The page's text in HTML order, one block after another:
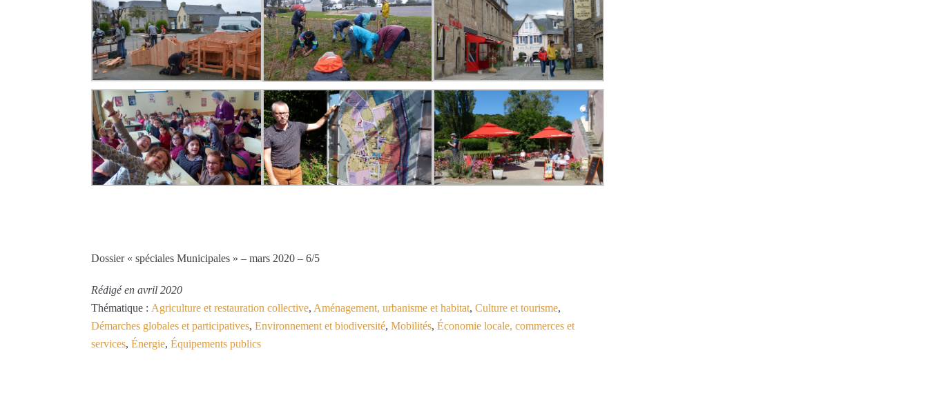
Dossier « spéciales Municipales » – mars 2020 – 6/5
Rédigé en avril 2020
Thématique : Agriculture et restauration collective, Aménagement, urbanisme et habitat, Culture et tourisme,
Démarches globales et participatives, Environnement et biodiversité, Mobilités, Économie locale, commerces et
services, Énergie, Équipements publics